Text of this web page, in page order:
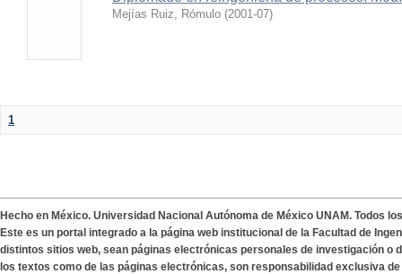
Mejías Ruiz, Rómulo (2001-07)
1
Hecho en México. Universidad Nacional Autónoma de México UNAM. Todos
Este es un portal integrado a la página web institucional de la Facultad de
distintos sitios web, sean páginas electrónicas personales de investigación o
los textos como de las páginas electrónicas, son responsabilidad exclusiva